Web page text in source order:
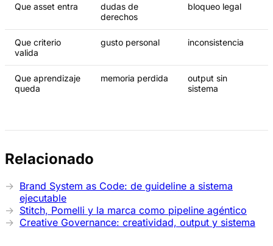
Que asset entra
dudas de
derechos
bloqueo legal
Que criterio
valida
gusto personal inconsistencia
Que aprendizaje
queda
memoria perdida
output sin
sistema
Relacionado
Brand System as Code: de guideline a sistema
ejecutable
Stitch, Pomelli y la marca como pipeline agéntico
Creative Governance: creatividad, output y sistema